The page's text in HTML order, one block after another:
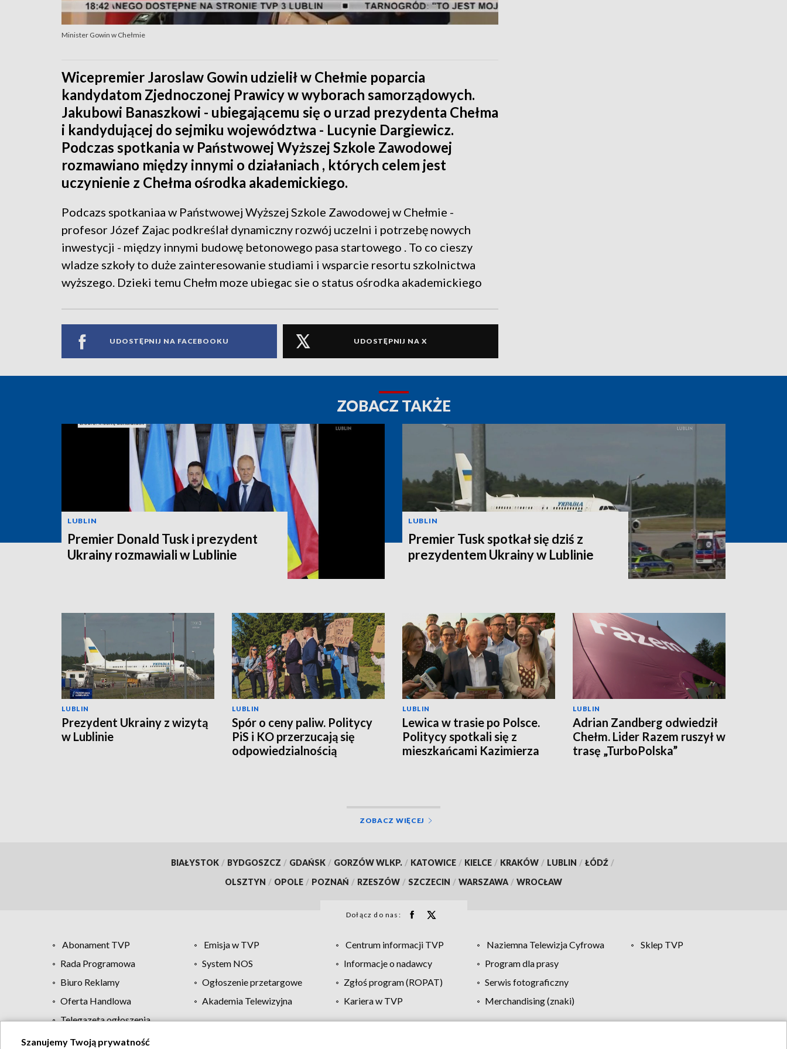
Minister Gowin w Chełmie
Wicepremier Jaroslaw Gowin udzielił w Chełmie poparcia
kandydatom Zjednoczonej Prawicy w wyborach samorządowych.
Jakubowi Banaszkowi - ubiegającemu się o urzad prezydenta Chełma
i kandydującej do sejmiku województwa - Lucynie Dargiewicz.
Podczas spotkania w Państwowej Wyższej Szkole Zawodowej
rozmawiano między innymi o działaniach , których celem jest
uczynienie z Chełma ośrodka akademickiego.
Podcazs spotkaniaa w Państwowej Wyższej Szkole Zawodowej w Chełmie -
profesor Józef Zajac podkreślał dynamiczny rozwój uczelni i potrzebę nowych
inwestycji - między innymi budowę betonowego pasa startowego . To co cieszy
wladze szkoły to duże zainteresowanie studiami i wsparcie resortu szkolnictwa
wyższego. Dzieki temu Chełm moze ubiegac sie o status ośrodka akademickiego
UDOSTĘPNIJ NA FACEBOOKU UDOSTĘPNIJ NA X
ZOBACZ TAKŻE
LUBLIN
Premier Donald Tusk i prezydent
Ukrainy rozmawiali w Lublinie
LUBLIN
Premier Tusk spotkał się dziś z
prezydentem Ukrainy w Lublinie
LUBLIN
Prezydent Ukrainy z wizytą
w Lublinie
LUBLIN
Spór o ceny paliw. Politycy
PiS i KO przerzucają się
odpowiedzialnością
LUBLIN
Lewica w trasie po Polsce.
Politycy spotkali się z
mieszkańcami Kazimierza
LUBLIN
Adrian Zandberg odwiedził
Chełm. Lider Razem ruszył w
trasę „TurboPolska”
ZOBACZ WIĘCEJ
BIAŁYSTOK / BYDGOSZCZ / GDAŃSK / GORZÓW WLKP. / KATOWICE / KIELCE / KRAKÓW / LUBLIN / ŁÓDŹ /
OLSZTYN / OPOLE / POZNAŃ / RZESZÓW / SZCZECIN / WARSZAWA / WROCŁAW
Dołącz do nas:
Abonament TVP Emisja w TVP Centrum informacji TVP Naziemna Telewizja Cyfrowa
Sklep TVP
Rada Programowa
System NOS Informacje o nadawcy
Program dla prasy
Biuro Reklamy
Ogłoszenie przetargowe Zgłoś program (ROPAT)
Serwis fotograficzny
Oferta Handlowa
Akademia Telewizyjna Kariera w TVP
Merchandising (znaki)
Telegazeta ogłoszenia
Szanujemy Twoją prywatność